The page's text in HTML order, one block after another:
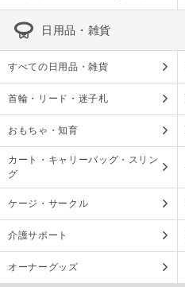
日用品・雑貨
すべての日用品・雑貨
首輪・リード・迷子札
おもちゃ・知育
カート・キャリーバッグ・スリン
グ
ケージ・サークル
介護サポート
オーナーグッズ